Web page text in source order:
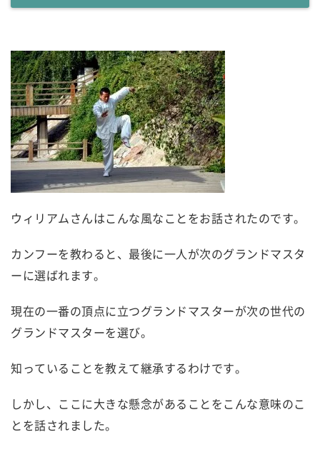
ウィリアムさんはこんな風なことをお話されたのです。
カンフーを教わると、最後に一人が次のグランドマスタ
ーに選ばれます。
現在の一番の頂点に立つグランドマスターが次の世代の
グランドマスターを選び。
知っていることを教えて継承するわけです。
しかし、ここに大きな懸念があることをこんな意味のこ
とを話されました。